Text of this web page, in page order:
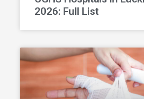
2026: Full List